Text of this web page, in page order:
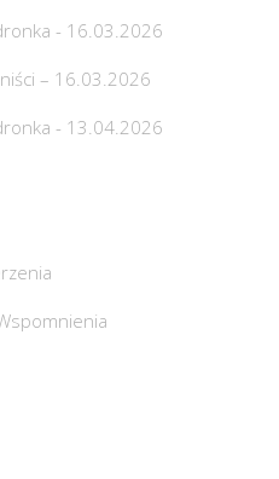
- 16.03.2026
– 16.03.2026
- 13.04.2026